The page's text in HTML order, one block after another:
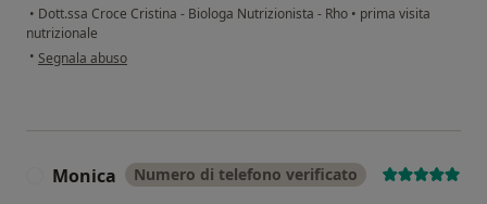
• Dott.ssa Croce Cristina - Biologa Nutrizionista - Rho • prima visita
nutrizionale
• secondo l'opinione dell'utente Antonella
Segnala abuso
Monica Numero di telefono verificato